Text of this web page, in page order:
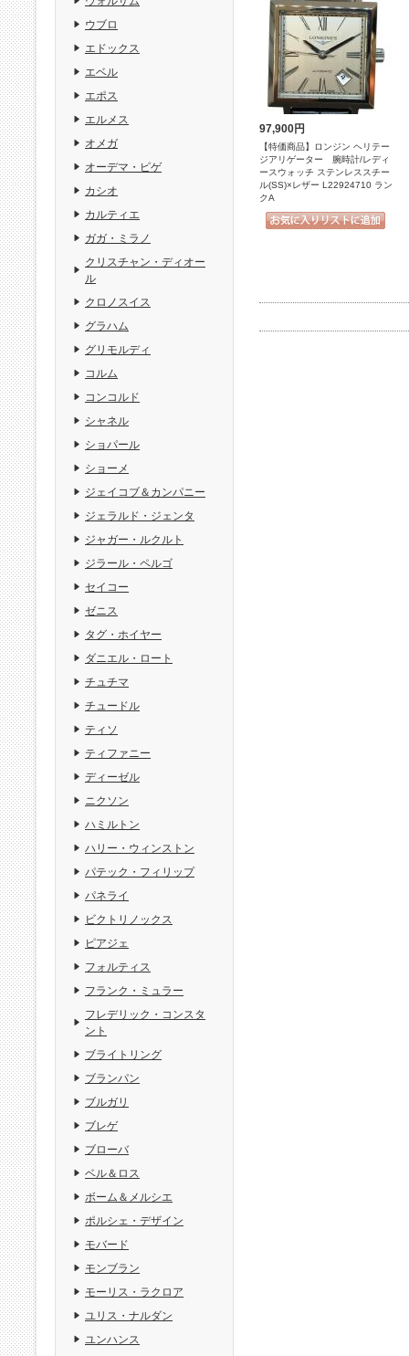
97,900円
【特価商品】ロンジン ヘリテー
ジアリゲーター 腕時計/レディ
ースウォッチ ステンレススチー
ル(SS)×レザー L22924710 ラン
クA
ウブロ
エドックス
エベル
エポス
エルメス
オメガ
オーデマ・ピゲ
カシオ
カルティエ
ガガ・ミラノ
クリスチャン・ディオー
ル
クロノスイス
グラハム
グリモルディ
コルム
コンコルド
シャネル
ショパール
ショーメ
ジェイコブ＆カンパニー
ジェラルド・ジェンタ
ジャガー・ルクルト
ジラール・ペルゴ
セイコー
ゼニス
タグ・ホイヤー
ダニエル・ロート
チュチマ
チュードル
ティソ
ティファニー
ディーゼル
ニクソン
ハミルトン
ハリー・ウィンストン
パテック・フィリップ
パネライ
ビクトリノックス
ピアジェ
フォルティス
フランク・ミュラー
フレデリック・コンスタ
ント
ブライトリング
ブランパン
ブルガリ
ブレゲ
ブローバ
ベル＆ロス
ボーム＆メルシエ
ポルシェ・デザイン
モバード
モンブラン
モーリス・ラクロア
ユリス・ナルダン
ユンハンス